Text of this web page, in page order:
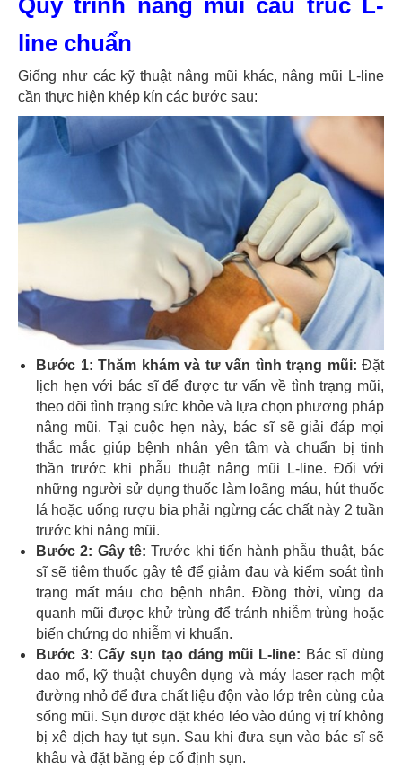
Quy trình nâng mũi cấu trúc L-
line chuẩn
Giống như các kỹ thuật nâng mũi khác, nâng mũi L-line
cần thực hiện khép kín các bước sau:
Bước 1: Thăm khám và tư vấn tình trạng mũi: Đặt
lịch hẹn với bác sĩ để được tư vấn về tình trạng mũi,
theo dõi tình trạng sức khỏe và lựa chọn phương pháp
nâng mũi. Tại cuộc hẹn này, bác sĩ sẽ giải đáp mọi
thắc mắc giúp bệnh nhân yên tâm và chuẩn bị tinh
thần trước khi phẫu thuật nâng mũi L-line. Đối với
những người sử dụng thuốc làm loãng máu, hút thuốc
lá hoặc uống rượu bia phải ngừng các chất này 2 tuần
trước khi nâng mũi.
Bước 2: Gây tê:Trước khi tiến hành phẫu thuật, bác
sĩ sẽ tiêm thuốc gây tê để giảm đau và kiểm soát tình
trạng mất máu cho bệnh nhân. Đồng thời, vùng da
quanh mũi được khử trùng để tránh nhiễm trùng hoặc
biến chứng do nhiễm vi khuẩn.
Bước 3: Cấy sụn tạo dáng mũi L-line: Bác sĩ dùng
dao mổ, kỹ thuật chuyên dụng và máy laser rạch một
đường nhỏ để đưa chất liệu độn vào lớp trên cùng của
sống mũi. Sụn ​​được đặt khéo léo vào đúng vị trí không
bị xê dịch hay tụt sụn. Sau khi đưa sụn vào bác sĩ sẽ
khâu và đặt băng ép cố định sụn.